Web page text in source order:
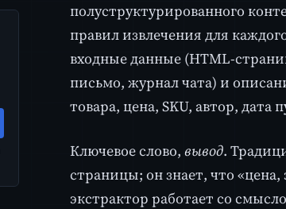
полуструктурированного
правил извлечения для
входные данные (HTML-
письмо, журнал чата) и
товара, цена, SKU, автор, дата
Ключевое слово, вывод.
страницы; он знает, что «цена,
экстрактор работает со